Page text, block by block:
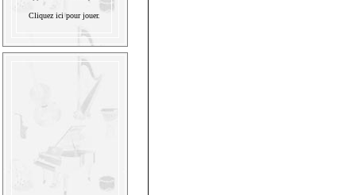
Cliquez ici pour jouer.